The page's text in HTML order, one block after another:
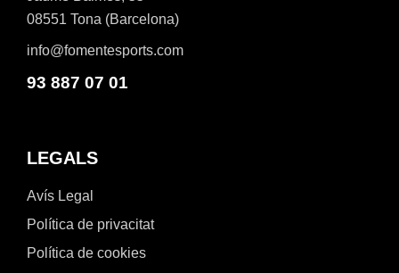
08551 Tona (Barcelona)
info@fomentesports.com
93 887 07 01
LEGALS
Avís Legal
Política de privacitat
Política de cookies